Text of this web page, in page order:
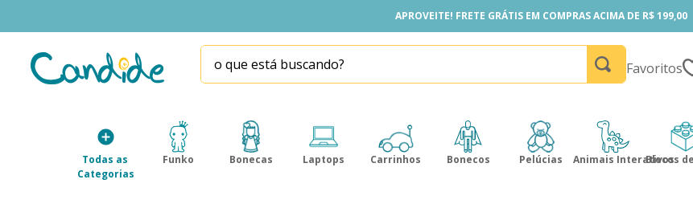
APROVEITE! FRETE GRÁTIS EM COMPRAS ACIMA DE R$ 199,00
APROVEITE! FRETE GRÁTIS EM COMPRAS ACIMA DE R$ 199,00
o que está buscando?
Favoritos
Todas as
Categorias
Funko Bonecas Laptops Carrinhos Bonecos Pelúcias Animais Interativos
Blocos
fill the fridge
homem aranha